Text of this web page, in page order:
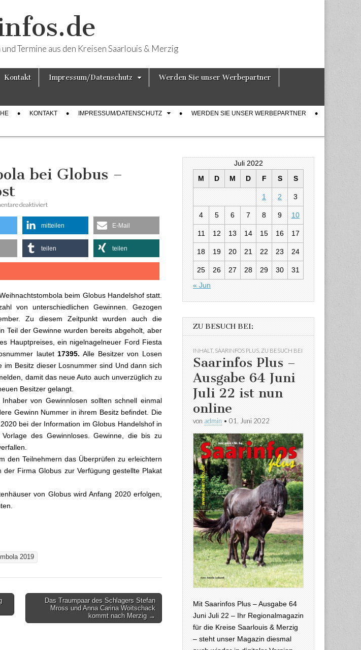
Termine aus den Kreisen Saarlouis & Merzig
Kontakt Impressum/Datenschutz Werden Sie unser Werbepartner
KONTAKT IMPRESSUM/DATENSCHUTZ WERDEN SIE UNSER WERBEPARTNER
bei Globus –
deaktiviert
mitteilen E-Mail
teilen teilen
beim Globus Handelshof statt.
von unterschiedlichen Gewinnen. Gezogen
Zu diesem Zeitpunkt wurden auch die
Teil der Gewinne wurden bereits abgeholt, aber
Hauptpreises, ein nigelnagelneuer Ford Fiesta
lautet17395. Alle Besitzer von Losen
Besitz dieser Losnummer sind Und dann sich
damit das neue Auto auch unverzüglich zu
Besitzer gelangt.
von Gewinnlosen sollten schnell einmal
Gewinn Nummer in ihrem Besitz befindet. Die
bei der Information im Globus Handelshof in
des Gewinnloses. Gewinne, die bis zu
den Teilnehmern das Überprüfen zu erleichtern
Firma Globus zur Verfügung gestellte Plakat
von Globus wird Anfang 2020 erfolgen,
2019
Das Traumpaar des Schlagers Stefan
Mross und Anna Carina Woitschack
kommt nach Merzig →
Juli 2022
M
D M D F S S
1 2 3
4 5 6 7 8 9 10
11 12 13 14 15 16 17
18 19 20 21 22 23 24
25 26 27 28 29 30
31
« Jun
ZU BESUCH BEI:
INHALT, SAARINFOS PLUS ZU BESUCH BEI
Saarinfos Plus –
Ausgabe 64 Juni
Juli 22 ist nun
online
von admin • 01. Juni 2022
Mit Saarinfos Plus – Ausgabe 64
Juni Juli 22 – Ihr Regionalmagazin
für die Kreise Saarlouis & Merzig
– steht unser Magazin diesmal